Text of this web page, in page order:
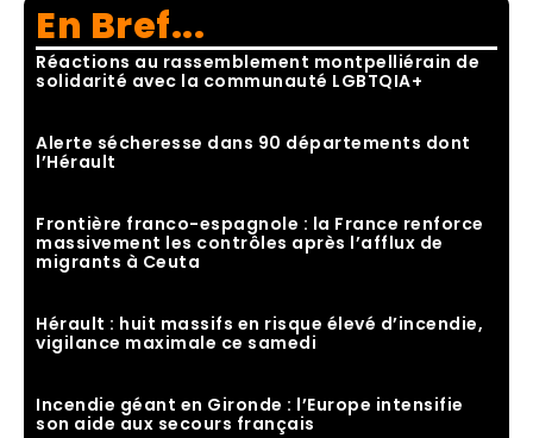
En Bref...
Réactions au rassemblement montpelliérain de
solidarité avec la communauté LGBTQIA+
Alerte sécheresse dans 90 départements dont
l’Hérault
Frontière franco-espagnole : la France renforce
massivement les contrôles après l’afflux de
migrants à Ceuta
Hérault : huit massifs en risque élevé d’incendie,
vigilance maximale ce samedi
Incendie géant en Gironde : l’Europe intensifie
son aide aux secours français